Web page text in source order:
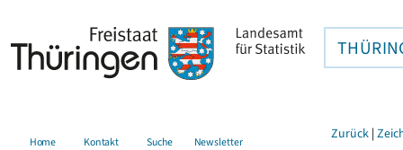
Home Kontakt Suche Newsletter Zurück |